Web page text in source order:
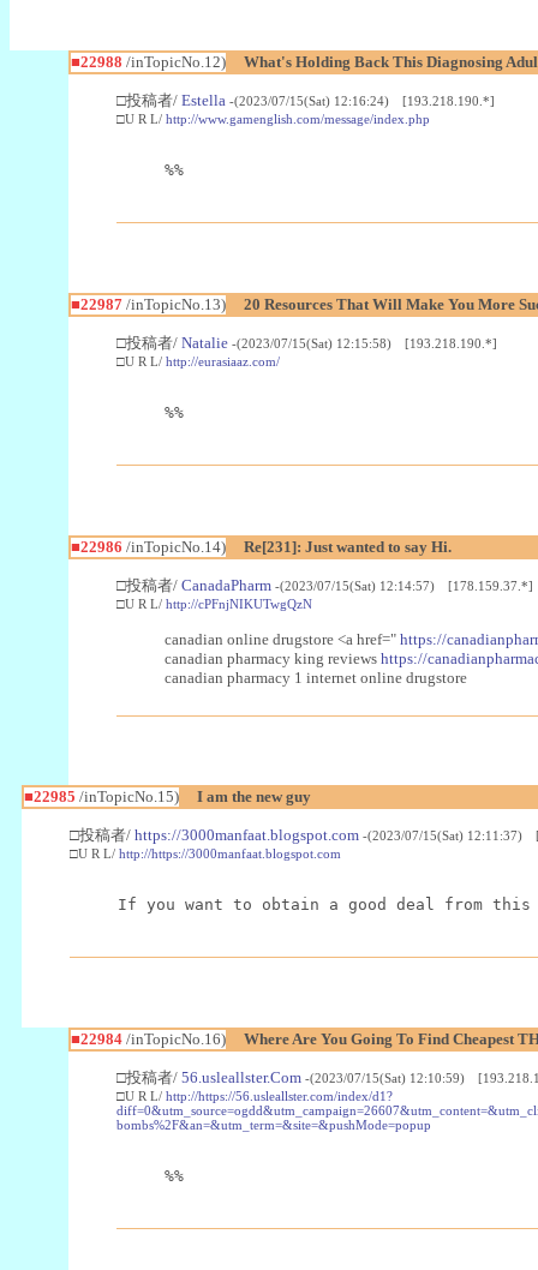
■22988 /inTopicNo.12) What's Holding Back This Diagnosing
□投稿者/ Estella -(2023/07/15(Sat) 12:16:24) [193.218.190.*]
□U R L/ http://www.gamenglish.com/message/index.php
%%
■22987/inTopicNo.13) 20 Resources That Will Make You More
□投稿者/ Natalie -(2023/07/15(Sat) 12:15:58) [193.218.190.*]
□U R L/ http://eurasiaaz.com/
%%
■22986 /inTopicNo.14) Re[231]: Just wanted to say Hi.
□投稿者/ CanadaPharm -(2023/07/15(Sat) 12:14:57) [178.159.37.*]
□U R L/ http://cPFnjNIKUTwgQzN
canadian online drugstore <a href=" https://
canadian pharmacy king reviews https://
canadian pharmacy 1 internet online drugstore
■22985 /inTopicNo.15) I am the new guy
□投稿者/ https://3000manfaat.blogspot.com -(2023/07/15(Sat) 12:11:37)
□U R L/ http://https://3000manfaat.blogspot.com
If you want to obtain a good deal from this
■22984/inTopicNo.16) Where Are You Going To Find Cheapest
□投稿者/ 56.usleallster.Com -(2023/07/15(Sat) 12:10:59)
□U R L/ http://https://56.usleallster.com/index/d1?
bombs%2F&an=&utm_term=&site=&pushMode=popup
%%